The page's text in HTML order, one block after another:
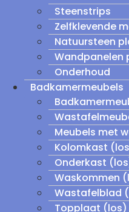
Steenstrips
Zelfklevende
Natuursteen
Wandpanelen
Onderhoud
Badkamermeubels
Meubels met
Kolomkast
Onderkast
Waskommen
Wastafelblad
Topplaat (los)